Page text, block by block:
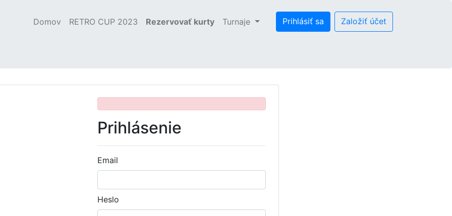
Domov (current)
RETRO CUP 2023 Rezervovať kurty Turnaje Prihlásiť sa Založiť účet
Prihlásenie
Email
Heslo